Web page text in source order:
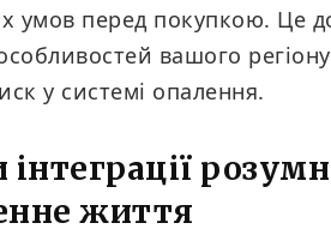
умов перед покупкою. Це
вашого
у системі опалення.
інтеграції
життя